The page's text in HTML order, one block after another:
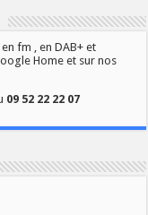
fm , en DAB+ et
Home et sur nos
09 52 22 22 07